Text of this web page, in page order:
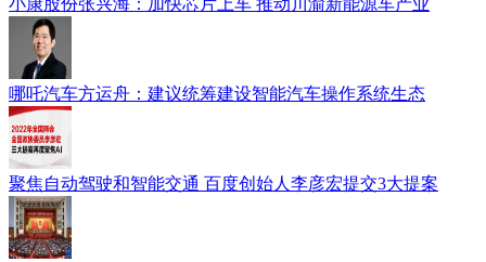
哪吒汽车方运舟：建议统筹建设智能汽车操作系统生态
聚焦自动驾驶和智能交通 百度创始人李彦宏提交3大提案